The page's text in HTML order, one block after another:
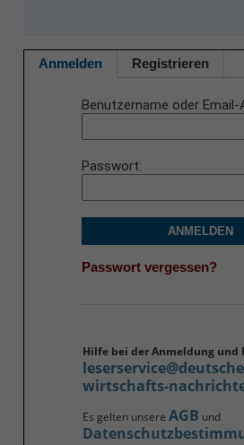
Anmelden Registrieren
Benutzername oder Email-
Passwort
ANMELDEN
Passwort vergessen?
Hilfe bei der Anmeldung und
wirtschafts-
Es gelten unsere AGB und